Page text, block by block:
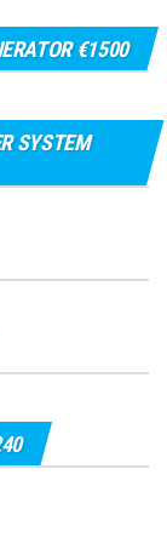
€1500
SYSTEM